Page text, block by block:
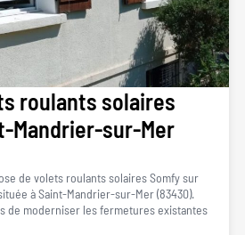
roulants solaires
Mandrier-sur-Mer
de volets roulants solaires Somfy sur
à Saint-Mandrier-sur-Mer (83430).
de moderniser les fermetures existantes